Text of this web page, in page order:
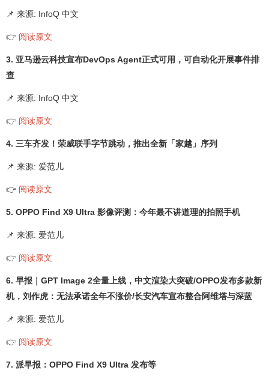
📌 来源: InfoQ 中文
👉 阅读原文
3. 亚马逊云科技宣布DevOps Agent正式可用，可自动化开展事件排
查
📌 来源: InfoQ 中文
👉 阅读原文
4. 三车齐发！荣威联手字节跳动，推出全新「家越」序列
📌 来源: 爱范儿
👉 阅读原文
5. OPPO Find X9 Ultra 影像评测：今年最不讲道理的拍照手机
📌 来源: 爱范儿
👉 阅读原文
6. 早报｜GPT Image 2全量上线，中文渲染大突破/OPPO发布多款新
机，刘作虎：无法承诺全年不涨价/长安汽车宣布整合阿维塔与深蓝
📌 来源: 爱范儿
👉 阅读原文
7. 派早报：OPPO Find X9 Ultra 发布等